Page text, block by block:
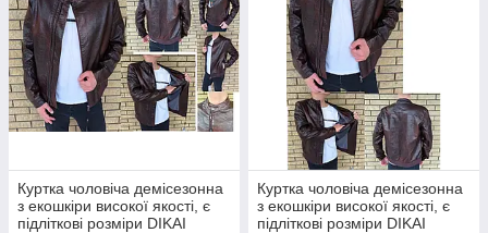
Куртка чоловіча демісезонна
з екошкіри високої якості, є
підліткові розміри DIKAI
Куртка чоловіча демісезонна
з екошкіри високої якості, є
підліткові розміри DIKAI